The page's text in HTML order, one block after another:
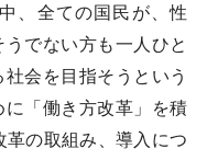
、全ての国民が、性
でない方も一人ひと
会を目指そうという
「働き方改革」を積
の取組み、導入につ